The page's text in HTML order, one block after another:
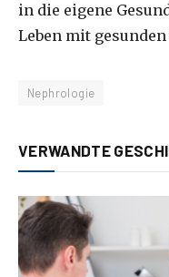
in die eigene
Leben mit
Nephrologie
VERWANDTE